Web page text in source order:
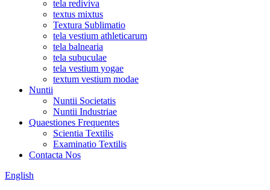
tela rediviva
textus mixtus
Textura Sublimatio
tela vestium athleticarum
tela balnearia
tela subuculae
tela vestium yogae
textum vestium modae
Nuntii
Nuntii Societatis
Nuntii Industriae
Quaestiones Frequentes
Scientia Textilis
Examinatio Textilis
Contacta Nos
English